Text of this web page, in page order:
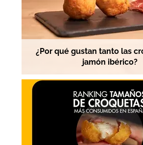
¿Por qué gustan tanto las
jamón ibérico?